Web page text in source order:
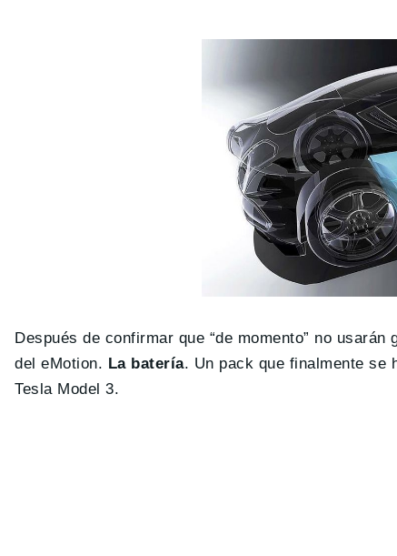
Después de confirmar que “de momento” no usarán
del eMotion. La batería. Un pack que finalmente se
Tesla Model 3.